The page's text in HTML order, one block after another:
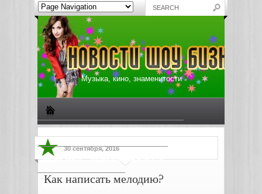
Музыка, кино, знаменитости
Жизнь звезд Музыкальные новости
Новости киноиндустрии
30 сентября, 2016
Как написать мелодию?